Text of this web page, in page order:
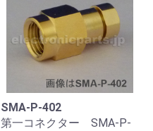
SMA-P-402
第一コネクター SMA-P-